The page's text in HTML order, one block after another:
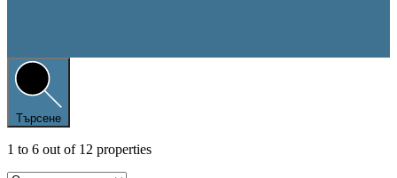
Търсене
1 to 6 out of 12 properties